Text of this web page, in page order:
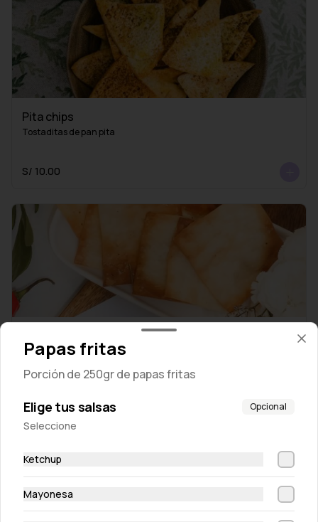
Pita chips
Tostaditas de pan pita
S/ 10.00
Tostaditas crocantes de masa wantan
Papas fritas
Porción de 250gr de papas fritas
Elige tus salsas Opcional
Seleccione
Ketchup
Mayonesa